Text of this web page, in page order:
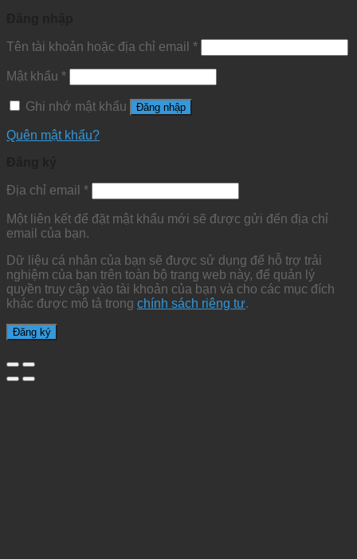
Tên tài khoản hoặc địa chỉ email *
Mật khẩu *
Ghi nhớ mật khẩu Đăng nhập
Quên mật khẩu?
Địa chỉ email *
Một liên kết để đặt mật khẩu mới sẽ được gửi đến địa chỉ
email của bạn.
Dữ liệu cá nhân của bạn sẽ được sử dụng để hỗ trợ trải
nghiệm của bạn trên toàn bộ trang web này, để quản lý
quyền truy cập vào tài khoản của bạn và cho các mục đích
khác được mô tả trong chính sách riêng tư.
Đăng ký